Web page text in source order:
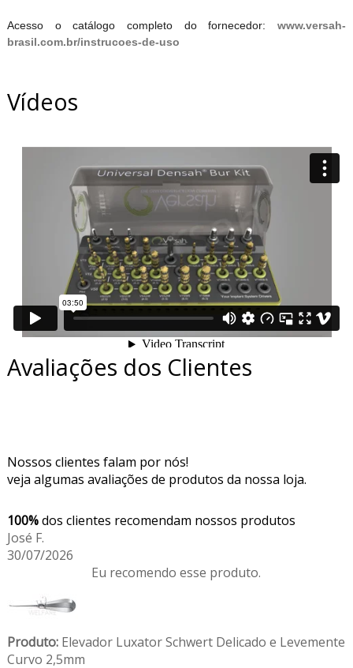
Acesso o catálogo completo do fornecedor:www.versah-
brasil.com.br/instrucoes-de-uso
Vídeos
Avaliações dos Clientes
Nossos clientes falam por nós!
veja algumas avaliações de produtos da nossa loja.
100%dos clientes recomendam nossos produtos
José F.
30/07/2026
Eu recomendo esse produto.
Produto:Elevador Luxator Schwert Delicado e Levemente
Curvo 2,5mm